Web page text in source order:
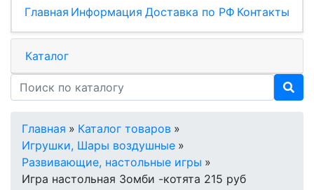
Главная Информация Доставка по РФ Контакты
Каталог
Главная » Каталог товаров »
Игрушки, Шары воздушные »
Развивающие, настольные игры »
Игра настольная Зомби -котята 215 руб